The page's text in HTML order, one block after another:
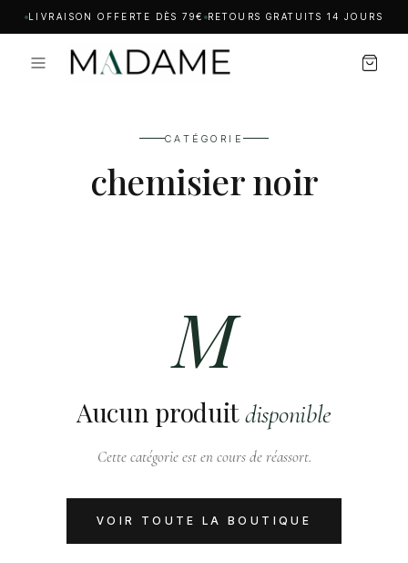
LIVRAISON OFFERTE DÈS 79€ RETOURS GRATUITS 14 JOURS
CATÉGORIE
chemisier noir
M
Aucun produitdisponible
Cette catégorie est en cours de réassort.
VOIR TOUTE LA BOUTIQUE